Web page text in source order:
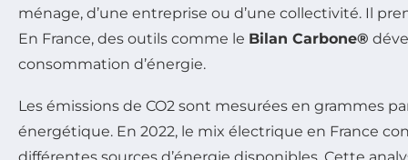
ménage, d’une entreprise ou d’une collectivité. Il
En France, des outils comme le Bilan Carbone®
consommation d’énergie.
Les émissions de CO2 sont mesurées en grammes
énergétique. En 2022, le mix électrique en France